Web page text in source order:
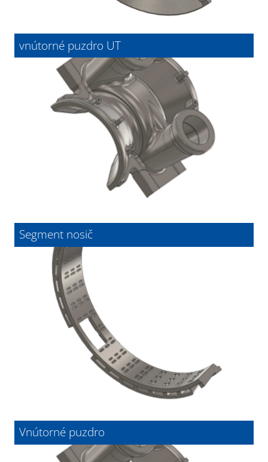
vnútorné puzdro UT
Segment nosič
Vnútorné puzdro